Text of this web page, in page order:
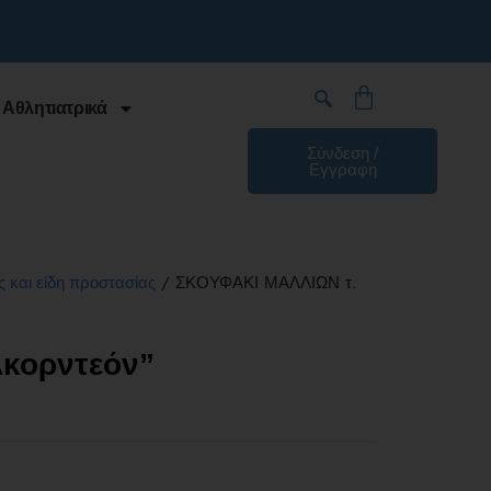
Σύνδεση /
Εγγραφη
και είδη προστασίας / ΣΚΟΥΦΑΚΙ ΜΑΛΛΙΩΝ τ.